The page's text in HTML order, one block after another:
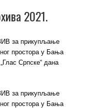
2021.
за прикупљање
простора у Бања
Српске“ дана
за прикупљање
простора у Бања